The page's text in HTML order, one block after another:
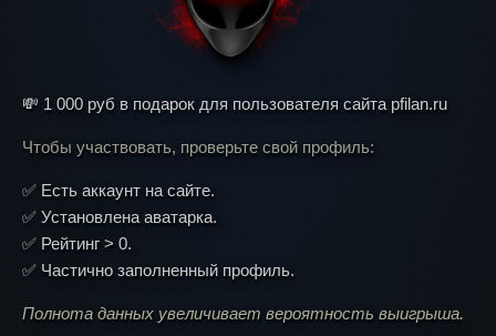
💸 1 000 руб в подарок для пользователя сайта pfilan.ru
Чтобы участвовать, проверьте свой профиль:
✅ Есть аккаунт на сайте.
✅ Установлена аватарка.
✅ Рейтинг > 0.
✅ Частично заполненный профиль.
Полнота данных увеличивает вероятность выигрыша.